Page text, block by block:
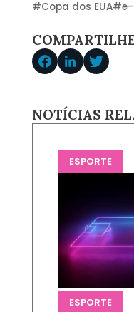
#Copa dos EUA#
NOTÍCIAS
ESPORTE
ESPORTE